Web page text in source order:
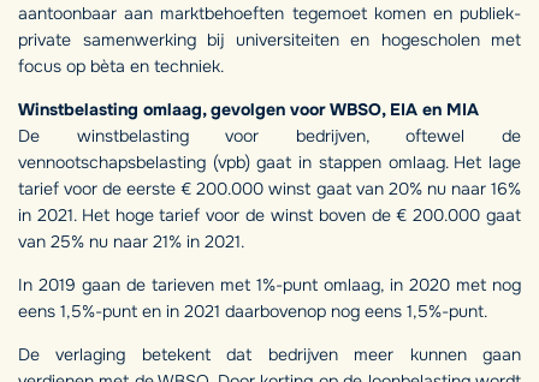
aantoonbaar aan marktbehoeften tegemoet komen en publiek-
private samenwerking bij universiteiten en hogescholen met
focus op bèta en techniek.
Winstbelasting omlaag, gevolgen voor WBSO, EIA en MIA
De winstbelasting voor bedrijven, oftewel de
vennootschapsbelasting (vpb) gaat in stappen omlaag. Het lage
tarief voor de eerste € 200.000 winst gaat van 20% nu naar 16%
in 2021. Het hoge tarief voor de winst boven de € 200.000 gaat
van 25% nu naar 21% in 2021.
In 2019 gaan de tarieven met 1%-punt omlaag, in 2020 met nog
eens 1,5%-punt en in 2021 daarbovenop nog eens 1,5%-punt.
De verlaging betekent dat bedrijven meer kunnen gaan